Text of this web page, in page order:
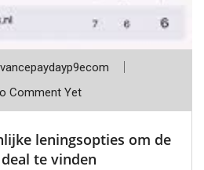
Comment Yet
leningsopties om de
te vinden